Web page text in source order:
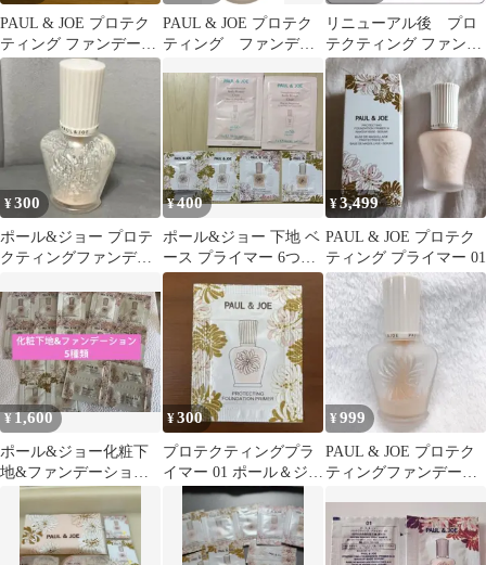
PAUL & JOE プロテク
ティング ファンデーシ
ョン プライマー サンプ
ル
PAUL & JOE プロテク
ティング ファンデー
01
リニューアル後 プロ
テクティング ファンデ
ーション プライマー
01 ミニ3本セット
30ml分
¥300
ポール&ジョー プロテ
クティングファンデー
瓶
¥400
ポール&ジョー 下地 ベ
ース プライマー 6つセ
ット
¥3,499
PAUL & JOE プロテク
ティング プライマー 01
¥1,600
ポール&ジョー化粧下
地&ファンデーション
20包
¥300
プロテクティングプラ
イマー 01 ポール＆ジョ
ー 下地 日焼け止め サ
ンプル
¥999
PAUL & JOE プロテク
ティングファンデーシ